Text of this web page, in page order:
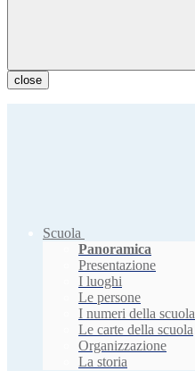
close
Scuola
Panoramica
Presentazione
I luoghi
Le persone
I numeri della scuola
Le carte della scuola
Organizzazione
La storia